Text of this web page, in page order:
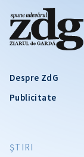
Despre ZdG
Publicitate
ŞTIRI